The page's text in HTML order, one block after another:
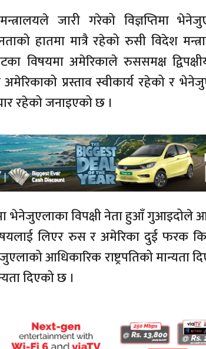
जारी गरेको विज्ञप्तिमा
हातमा मात्रै रहेको रुसी विदेश
विषयमा अमेरिकाले रुससमक्ष
प्रस्ताव स्वीकार्य रहेको र
रहेको जनाइएको छ ।
भेनेजुएलाका विपक्षी नेता हुआँ गुआइदोले
लिएर रुस र अमेरिका दुई फरक
आधिकारिक राष्ट्रपतिको
दिएको छ ।